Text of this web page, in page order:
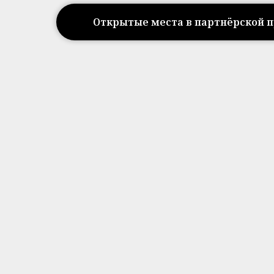
Открытые места в партнёрской